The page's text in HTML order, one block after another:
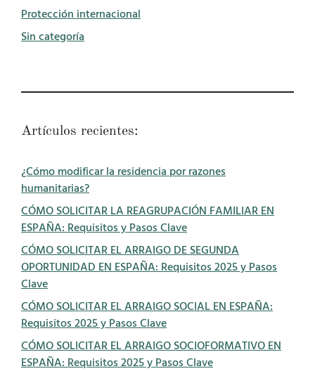
Protección internacional
Sin categoría
Artículos recientes:
¿Cómo modificar la residencia por razones
humanitarias?
CÓMO SOLICITAR LA REAGRUPACIÓN FAMILIAR EN
ESPAÑA: Requisitos y Pasos Clave
CÓMO SOLICITAR EL ARRAIGO DE SEGUNDA
OPORTUNIDAD EN ESPAÑA: Requisitos 2025 y Pasos
Clave
CÓMO SOLICITAR EL ARRAIGO SOCIAL EN ESPAÑA:
Requisitos 2025 y Pasos Clave
CÓMO SOLICITAR EL ARRAIGO SOCIOFORMATIVO EN
ESPAÑA: Requisitos 2025 y Pasos Clave